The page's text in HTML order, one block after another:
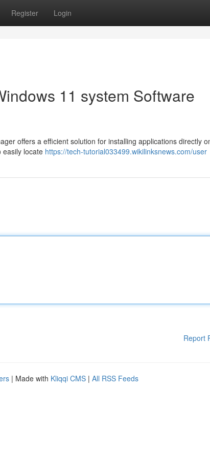
Register Login
11 system Software
offers a efficient solution for installing applications directly
easily locate https://tech-tutorial033499.wikilinksnews.com/user
Report
| Made with Kliqqi CMS | All RSS Feeds